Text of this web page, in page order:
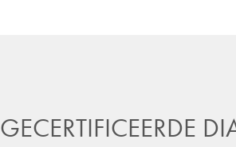
GECERTIFICEERDE